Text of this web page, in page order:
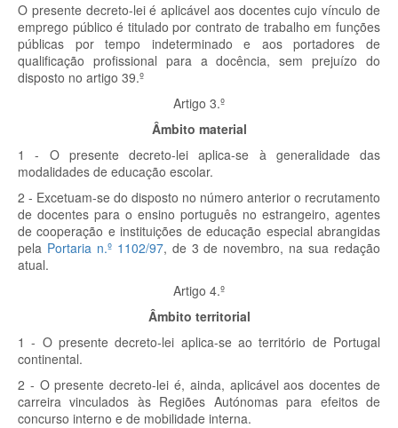
O presente decreto-lei é aplicável aos docentes cujo vínculo de
emprego público é titulado por contrato de trabalho em funções
públicas por tempo indeterminado e aos portadores de
qualificação profissional para a docência, sem prejuízo do
disposto no artigo 39.º
Artigo 3.º
Âmbito material
1 - O presente decreto-lei aplica-se à generalidade das
modalidades de educação escolar.
2 - Excetuam-se do disposto no número anterior o recrutamento
de docentes para o ensino português no estrangeiro, agentes
de cooperação e instituições de educação especial abrangidas
pela Portaria n.º 1102/97, de 3 de novembro, na sua redação
atual.
Artigo 4.º
Âmbito territorial
1 - O presente decreto-lei aplica-se ao território de Portugal
continental.
2 - O presente decreto-lei é, ainda, aplicável aos docentes de
carreira vinculados às Regiões Autónomas para efeitos de
concurso interno e de mobilidade interna.